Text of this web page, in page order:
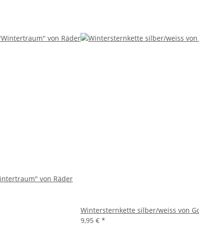
von Räder
Wintersternkette silber/weiss von
9,95 € *